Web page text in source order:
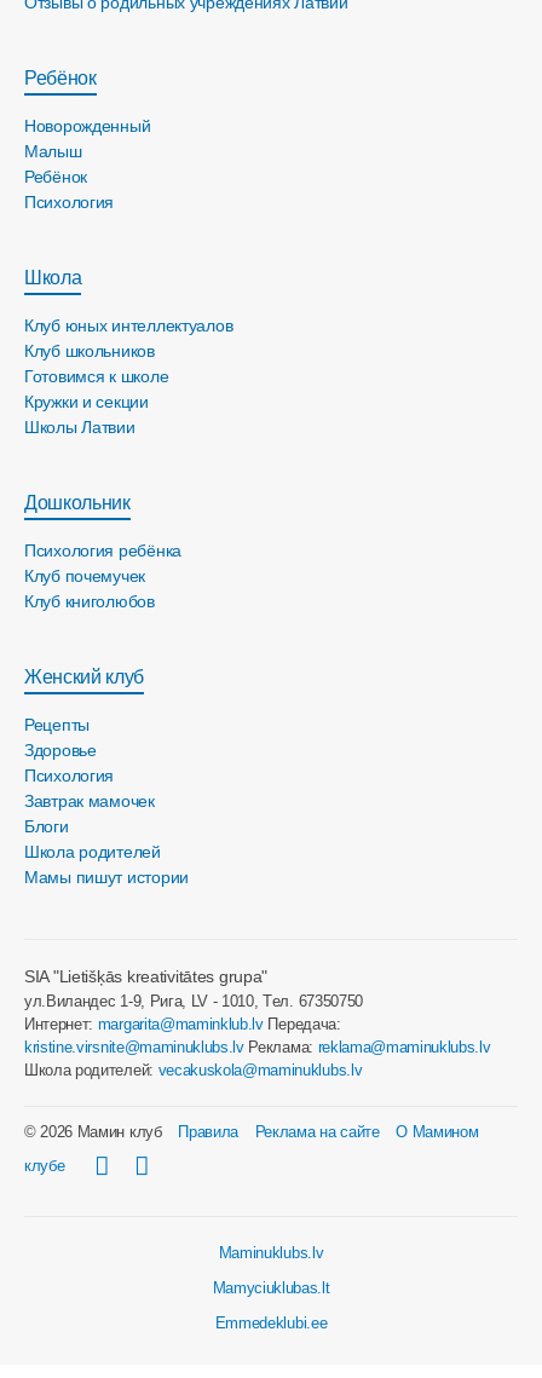
Ребёнок
Новорожденный
Малыш
Ребёнок
Психология
Школа
Клуб юных интеллектуалов
Клуб школьников
Готовимся к школе
Кружки и секции
Школы Латвии
Дошкольник
Психология ребёнка
Клуб почемучек
Клуб книголюбов
Женский клуб
Рецепты
Здоровье
Психология
Завтрак мамочек
Блоги
Школа родителей
Мамы пишут истории
SIA "Lietišķās kreativitātes grupa"
ул.Виландес 1-9, Рига, LV - 1010, Tел. 67350750
Интернет: margarita@maminklub.lvПередача:
kristine.virsnite@maminuklubs.lvРеклама: reklama@maminuklubs.lv
Школа родителей: vecakuskola@maminuklubs.lv
© 2026 Мамин клуб Правила Реклама на сайте
О Мамином
клубе
Maminuklubs.lv
Mamyciuklubas.lt
Emmedeklubi.ee